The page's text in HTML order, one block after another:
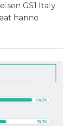
GS1 Italy
hanno